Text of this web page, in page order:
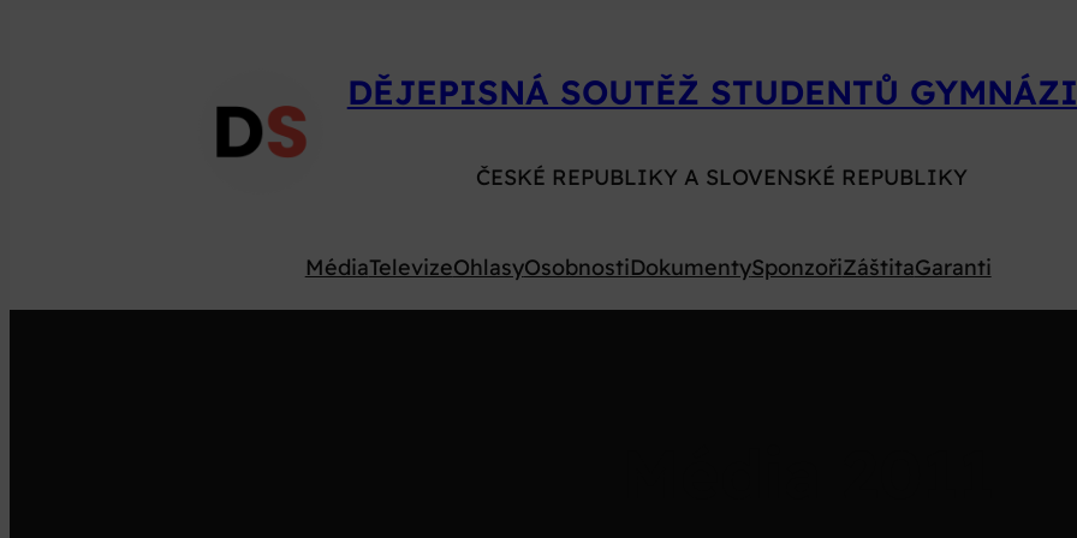
DĚJEPISNÁ SOUTĚŽ STUDENTŮ
ČESKÉ REPUBLIKY A SLOVENSKÉ REPUBLIKY
MédiaTelevizeOhlasyOsobnostiDokumentySponzořiZáštitaGaranti